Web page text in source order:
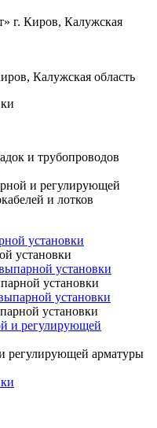
г. Киров, Калужская
Калужская область
и трубопроводов
и регулирующей
и лотков
установки
установки
установки
регулирующей арматуры